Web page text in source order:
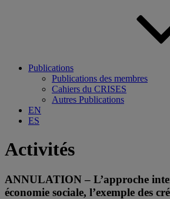
Publications
Publications des membres
Cahiers du CRISES
Autres Publications
EN
ES
Activités
ANNULATION – L’approche
économie sociale, l’exemple des